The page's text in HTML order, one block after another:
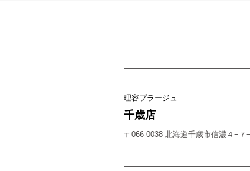
理容プラージュ
千歳店
〒066-0038 北海道千歳市信濃４−７